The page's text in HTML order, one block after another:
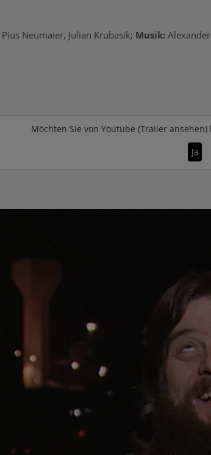
Pius Neumaier, Julian Krubasik; Musik:
Möchten Sie von Youtube (Trailer ansehen)
Ja